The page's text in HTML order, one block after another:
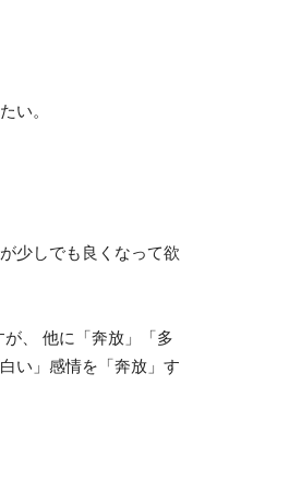
い。
少しでも良くなって欲
、 他に「奔放」「多
い」感情を「奔放」す